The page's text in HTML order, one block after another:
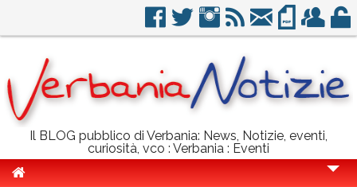
Il BLOG pubblico di Verbania: News, Notizie, eventi,
curiosità, vco : Verbania : Eventi